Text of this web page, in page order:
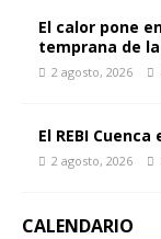
El calor pone
temprana de
2 agosto, 2026
El REBI
2 agosto, 2026
CALENDARIO